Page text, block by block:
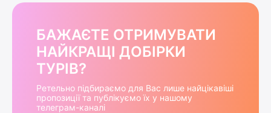
БАЖАЄТЕ ОТРИМУВАТИ
НАЙКРАЩІ ДОБІРКИ
ТУРІВ?
Ретельно підбираємо для Вас лише найцікавіші
пропозиції та публікуємо їх у нашому
телеграм-каналі